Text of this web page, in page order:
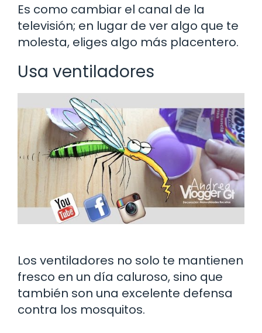
Es como cambiar el canal de la
televisión; en lugar de ver algo que te
molesta, eliges algo más placentero.
Usa ventiladores
Los ventiladores no solo te mantienen
fresco en un día caluroso, sino que
también son una excelente defensa
contra los mosquitos.